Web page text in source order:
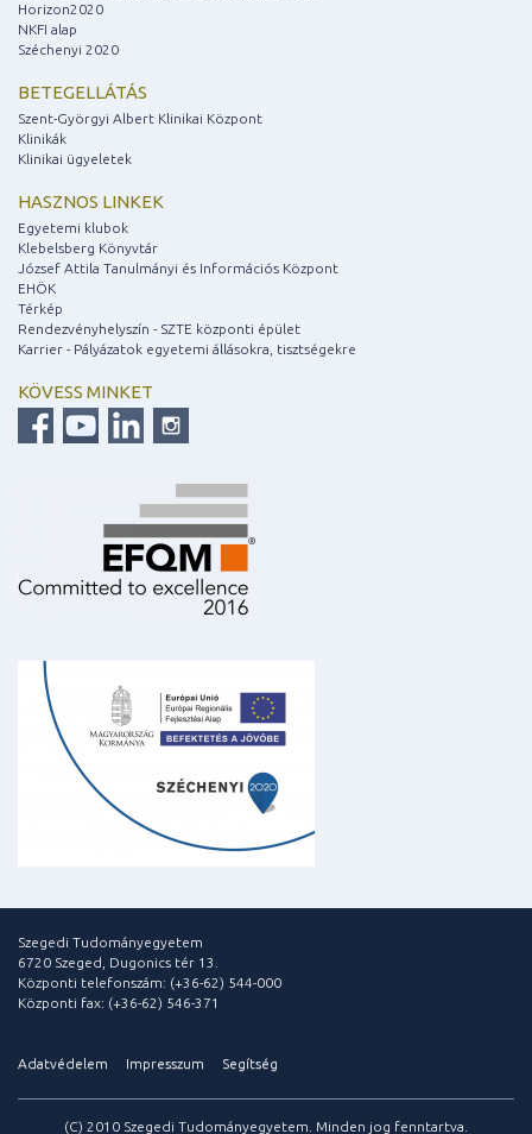
Horizon2020
NKFI alap
Széchenyi 2020
BETEGELLÁTÁS
Szent-Györgyi Albert Klinikai Központ
Klinikák
Klinikai ügyeletek
HASZNOS LINKEK
Egyetemi klubok
Klebelsberg Könyvtár
József Attila Tanulmányi és Információs Központ
EHÖK
Térkép
Rendezvényhelyszín - SZTE központi épület
Karrier - Pályázatok egyetemi állásokra, tisztségekre
KÖVESS MINKET
Szegedi Tudományegyetem
6720 Szeged, Dugonics tér 13.
Központi telefonszám: (+36-62) 544-000
Központi fax: (+36-62) 546-371
Adatvédelem Impresszum Segítség
(C) 2010 Szegedi Tudományegyetem. Minden jog fenntartva.